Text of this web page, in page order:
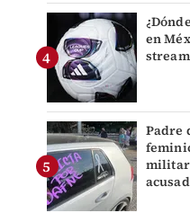
en
Padre